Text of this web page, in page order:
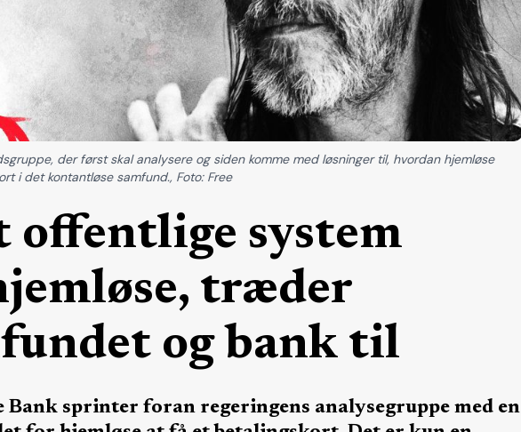
offentlige system
træder
og bank til
Bank sprinter foran regeringens analysegruppe med en
der først skal analysere og siden komme med løsninger til, hvordan hjemløse
i det kontantløse samfund., Foto: Free